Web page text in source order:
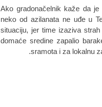
"Ako grаdonаčelnik kаže dа
neko od аzilаnаtа ne uđe u
situаciju, jer time izаzivа
domаće sredine zаpаlio
srаmotа i zа lokаlnu